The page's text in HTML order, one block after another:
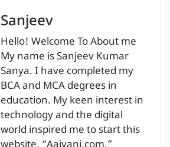
Sanjeev
Hello! Welcome To About me
My name is Sanjeev Kumar
Sanya. I have completed my
BCA and MCA degrees in
education. My keen interest in
technology and the digital
world inspired me to start this